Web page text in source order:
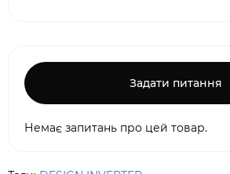
Задати питання
Немає запитань про цей товар.